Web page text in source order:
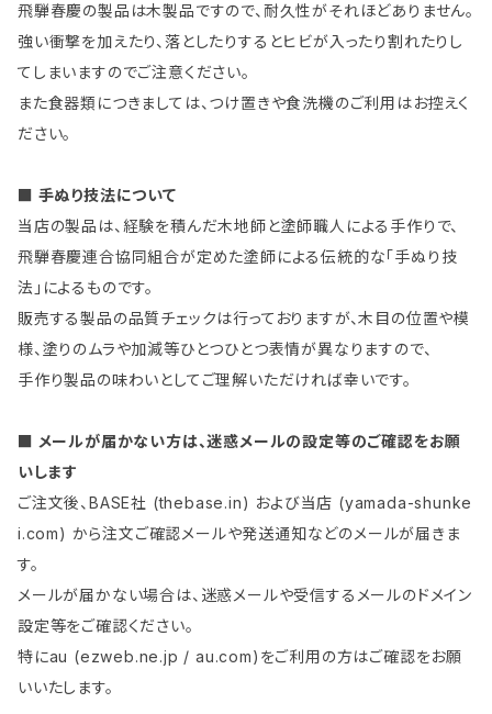
飛騨春慶の製品は木製品ですので、耐久性がそれほどありません。
強い衝撃を加えたり、落としたりするとヒビが入ったり割れたりし
てしまいますのでご注意ください。
また食器類につきましては、つけ置きや食洗機のご利用はお控えく
ださい。
■ 手ぬり技法について
当店の製品は、経験を積んだ木地師と塗師職人による手作りで、
飛騨春慶連合協同組合が定めた塗師による伝統的な「手ぬり技
法」によるものです。
販売する製品の品質チェックは行っておりますが、木目の位置や模
様、塗りのムラや加減等ひとつひとつ表情が異なりますので、
手作り製品の味わいとしてご理解いただければ幸いです。
■ メールが届かない方は、迷惑メールの設定等のご確認をお願
いします
ご注文後、BASE社 (thebase.in) および当店 (yamada-shunke
i.com) から注文ご確認メールや発送通知などのメールが届きま
す。
メールが届かない場合は、迷惑メールや受信するメールのドメイン
設定等をご確認ください。
特にau (ezweb.ne.jp / au.com)をご利用の方はご確認をお願
いいたします。